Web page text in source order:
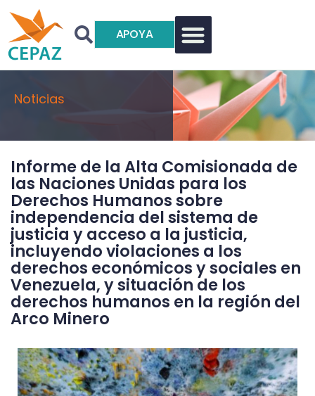
APOYA
Noticias
Informe de la Alta Comisionada de
las Naciones Unidas para los
Derechos Humanos sobre
independencia del sistema de
justicia y acceso a la justicia,
incluyendo violaciones a los
derechos económicos y sociales en
Venezuela, y situación de los
derechos humanos en la región del
Arco Minero